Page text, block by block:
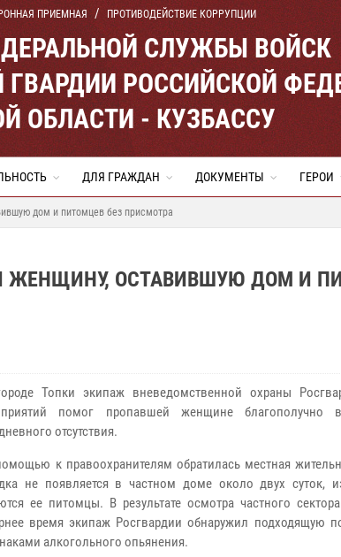
ПРИЕМНАЯ ПРОТИВОДЕЙСТВИЕ КОРРУПЦИИ
СЛУЖБЫ ВОЙСК
РОССИЙСКОЙ
ОБЛАСТИ - КУЗБАССУ
ДЛЯ ГРАЖДАН ДОКУМЕНТЫ ГЕРОИ
дом и питомцев без присмотра
ЖЕНЩИНУ, ОСТАВИВШУЮ ДОМ И
Топки экипаж вневедомственной охраны
помог пропавшей женщине благополучно
отсутствия.
к правоохранителям обратилась местная
не появляется в частном доме около двух суток,
ее питомцы. В результате осмотра частного
время экипаж Росгвардии обнаружил подходящую
алкогольного опьянения.